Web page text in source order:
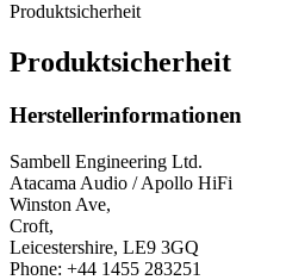
Produktsicherheit
Produktsicherheit
Herstellerinformationen
Sambell Engineering Ltd.
Atacama Audio / Apollo HiFi
Winston Ave,
Croft,
Leicestershire, LE9 3GQ
Phone: +44 1455 283251